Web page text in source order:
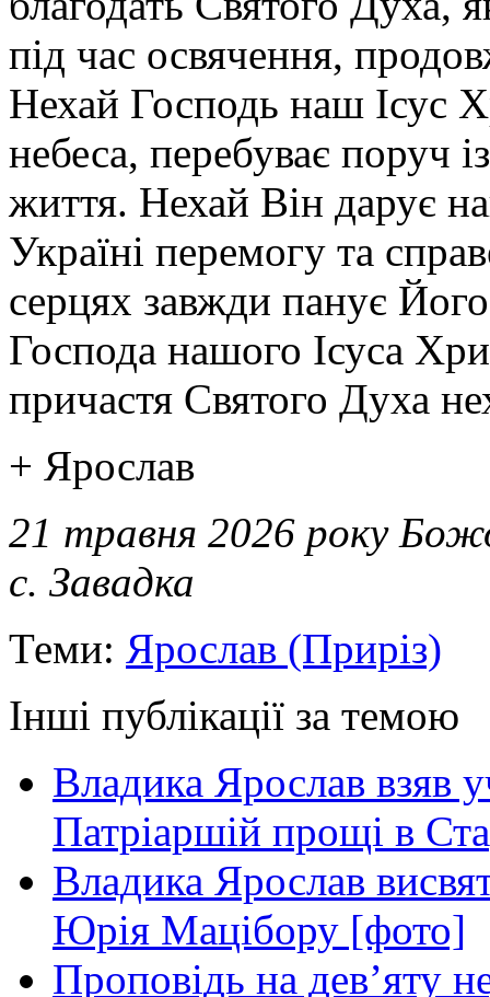
під час освячення,
Нехай Господь наш Ісус
небеса, перебуває поруч
життя. Нехай Він дарує
Україні перемогу та
серцях завжди панує
Господа нашого Ісуса
причастя Святого Духа
+ Ярослав
21 травня 2026 року
с. Завадка
Теми: Ярослав (Приріз)
Інші публікації за темою
Владика Ярослав взяв
Патріаршій прощі в
Владика Ярослав
Юрія Мацібору [фото]
Проповідь на дев’яту